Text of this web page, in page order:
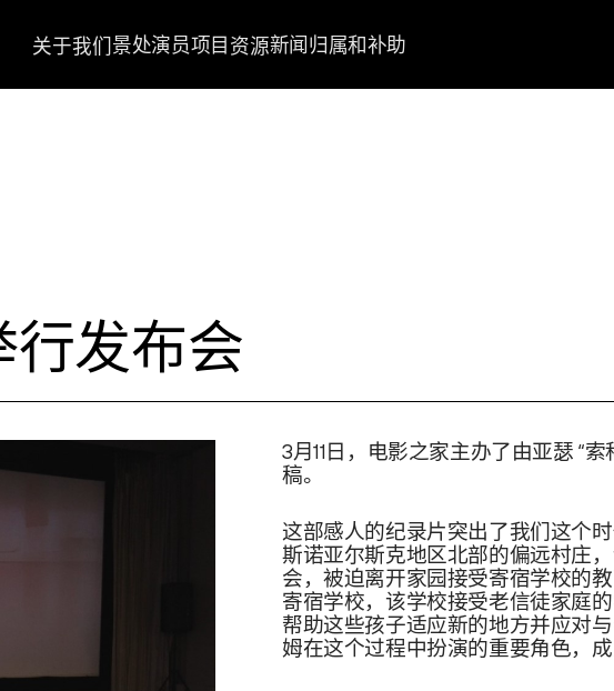
关于我们 景处 演员 项目 资源 新闻 归属和补助
发布会
3月11日，电影之家主办了由亚瑟 “
稿。
这部感人的纪录片突出了我们这个
斯诺亚尔斯克地区北部的偏远村庄
会，被迫离开家园接受寄宿学校的
寄宿学校，该学校接受老信徒家庭
帮助这些孩子适应新的地方并应对
姆在这个过程中扮演的重要角色，